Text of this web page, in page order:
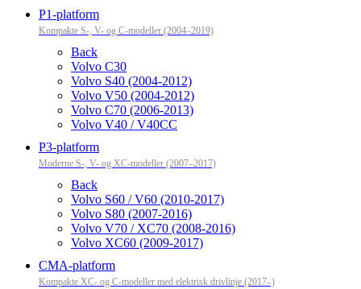
P1-platform
Kompakte S-, V- og C-modeller (2004–2019)
Back
Volvo C30
Volvo S40 (2004-2012)
Volvo V50 (2004-2012)
Volvo C70 (2006-2013)
Volvo V40 / V40CC
P3-platform
Moderne S-, V- og XC-modeller (2007–2017)
Back
Volvo S60 / V60 (2010-2017)
Volvo S80 (2007-2016)
Volvo V70 / XC70 (2008-2016)
Volvo XC60 (2009-2017)
CMA-platform
Kompakte XC- og C-modeller med elektrisk drivlinje (2017–)